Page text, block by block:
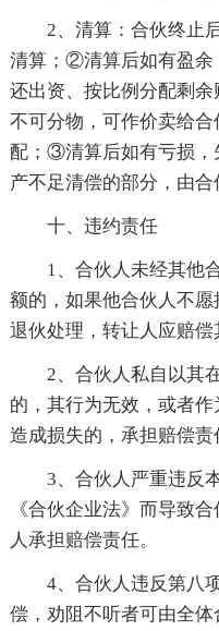
2、清算：合伙终止
清算；②清算后如有盈余
还出资、按比例分配剩
不可分物，可作价卖给
配；③清算后如有亏损，
产不足清偿的部分，由合
十、违约责任
1、合伙人未经其他合
额的，如果他合伙人不
退伙处理，转让人应赔偿
2、合伙人私自以其在
的，其行为无效，或者
造成损失的，承担赔偿责
3、合伙人严重违反本
《合伙企业法》而导致
人承担赔偿责任。
4、合伙人违反第八项
偿，劝阻不听者可由全体